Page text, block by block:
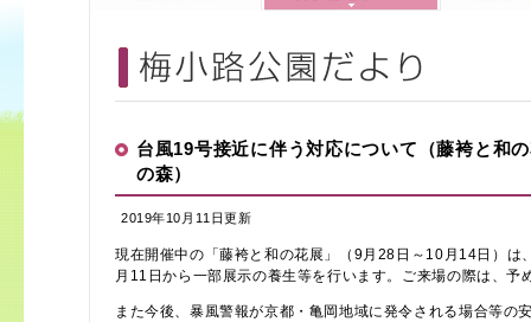
台風19号接近に伴う対応について（藤袴と和
の森）
2019年10月11日更新
現在開催中の「藤袴と和の花展」（9月28日～10月14日）は
月11日から一部展示の養生等を行います。ご来場の際は、予
また今後、暴風警報が京都・亀岡地域に発令される場合等の